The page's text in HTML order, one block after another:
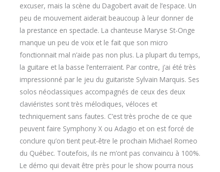
excuser, mais la scène du Dagobert avait de l’espace. Un
peu de mouvement aiderait beaucoup à leur donner de
la prestance en spectacle. La chanteuse Maryse St-Onge
manque un peu de voix et le fait que son micro
fonctionnait mal n’aide pas non plus. La plupart du temps,
la guitare et la basse l’enterraient. Par contre, j’ai été très
impressionné par le jeu du guitariste Sylvain Marquis. Ses
solos néoclassiques accompagnés de ceux des deux
claviéristes sont très mélodiques, véloces et
techniquement sans fautes. C’est très proche de ce que
peuvent faire Symphony X ou Adagio et on est forcé de
conclure qu’on tient peut-être le prochain Michael Romeo
du Québec. Toutefois, ils ne m’ont pas convaincu à 100%.
Le démo qui devait être près pour le show pourra nous